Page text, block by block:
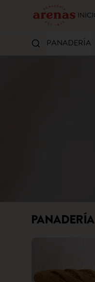
PANADERÍA
PANADERÍA